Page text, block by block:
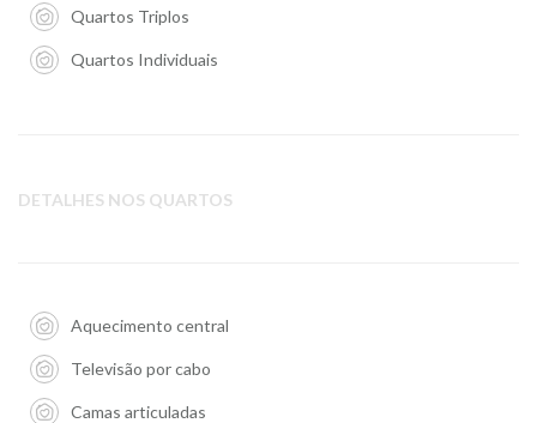
Quartos Triplos
Quartos Individuais
DETALHES NOS QUARTOS
Aquecimento central
Televisão por cabo
Camas articuladas